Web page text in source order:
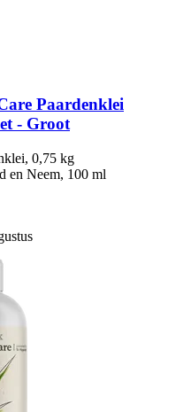
Paardenklei
-​ Groot
0,75 kg
en Neem, 100 ml